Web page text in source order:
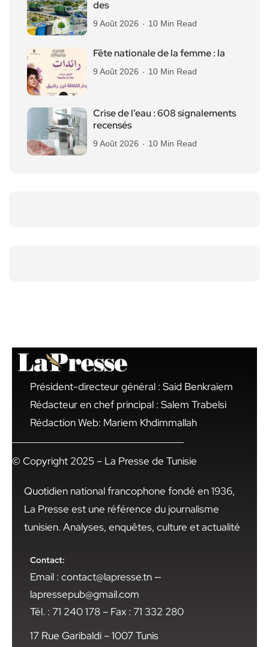
des
9 Août 2026 10 Min Read
Fête nationale de la femme : la
9 Août 2026 10 Min Read
Crise de l’eau : 608 signalements
recensés
9 Août 2026 10 Min Read
Président-directeur général : Said Benkraiem
Rédacteur en chef principal : Salem Trabelsi
Rédaction Web: Mariem Khdimmallah
© Copyright 2025 – La Presse de Tunisie
Quotidien national francophone fondé en 1936,
La Presse est une référence du journalisme
tunisien. Analyses, enquêtes, culture et actualité
Contact:
Email : contact@lapresse.tn —
lapressepub@gmail.com
Tél. : 71 240 178 – Fax : 71 332 280
17 Rue Garibaldi – 1007 Tunis